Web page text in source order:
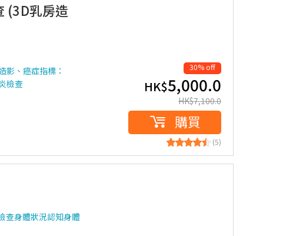
(3D乳房造
影、癌症指標：
檢查
30% off
HK$5,000.0
HK$7,100.0
購買
(5)
查身體狀況認知身體